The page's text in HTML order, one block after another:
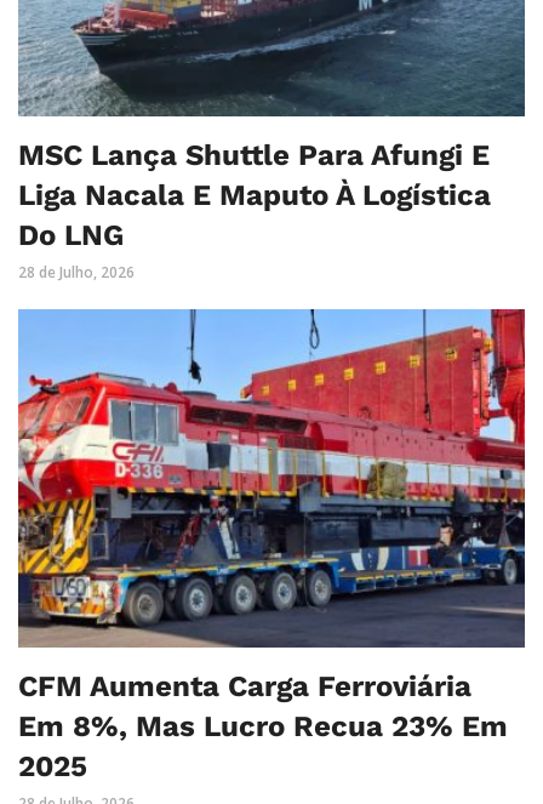
MSC Lança Shuttle Para Afungi E
Liga Nacala E Maputo À Logística
Do LNG
28 de Julho, 2026
CFM Aumenta Carga Ferroviária
Em 8%, Mas Lucro Recua 23% Em
2025